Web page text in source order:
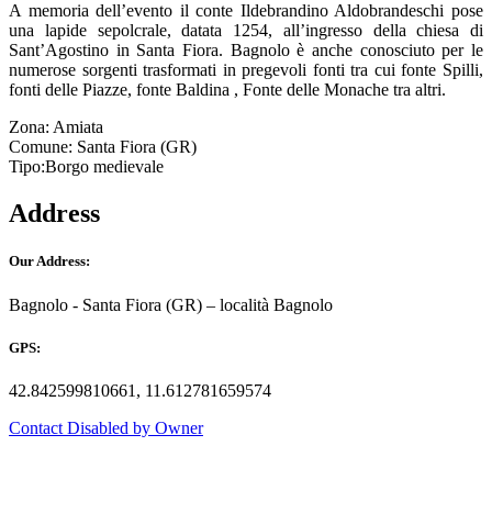
A memoria dell’evento il conte Ildebrandino Aldobrandeschi pose
una lapide sepolcrale, datata 1254, all’ingresso della chiesa di
Sant’Agostino in Santa Fiora. Bagnolo è anche conosciuto per le
numerose sorgenti trasformati in pregevoli fonti tra cui fonte Spilli,
fonti delle Piazze, fonte Baldina , Fonte delle Monache tra altri.
Zona: Amiata
Comune: Santa Fiora (GR)
Tipo:Borgo medievale
Address
Our Address:
Bagnolo - Santa Fiora (GR) – località Bagnolo
GPS:
42.842599810661, 11.612781659574
Contact Disabled by Owner